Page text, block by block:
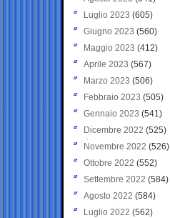
Luglio 2023 (605)
Giugno 2023 (560)
Maggio 2023 (412)
Aprile 2023 (567)
Marzo 2023 (506)
Febbraio 2023 (505)
Gennaio 2023 (541)
Dicembre 2022 (525)
Novembre 2022 (526)
Ottobre 2022 (552)
Settembre 2022 (584)
Agosto 2022 (584)
Luglio 2022 (562)